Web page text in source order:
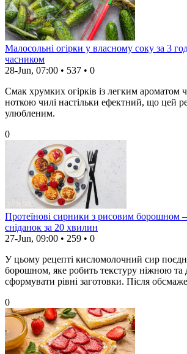
Малосольні огірки у власному соку за 3
часником
28-Jun, 07:00 • 537 • 0
Смак хрумких огірків із легким ароматом
ноткою чилі настільки ефектний, що цей
улюбленим.
0
Протеїнові сирники з рисовим
сніданок за 20 хвилин
27-Jun, 09:00 • 259 • 0
У цьому рецепті кисломолочний сир
борошном, яке робить текстуру ніжною та
сформувати рівні заготовки. Після
0